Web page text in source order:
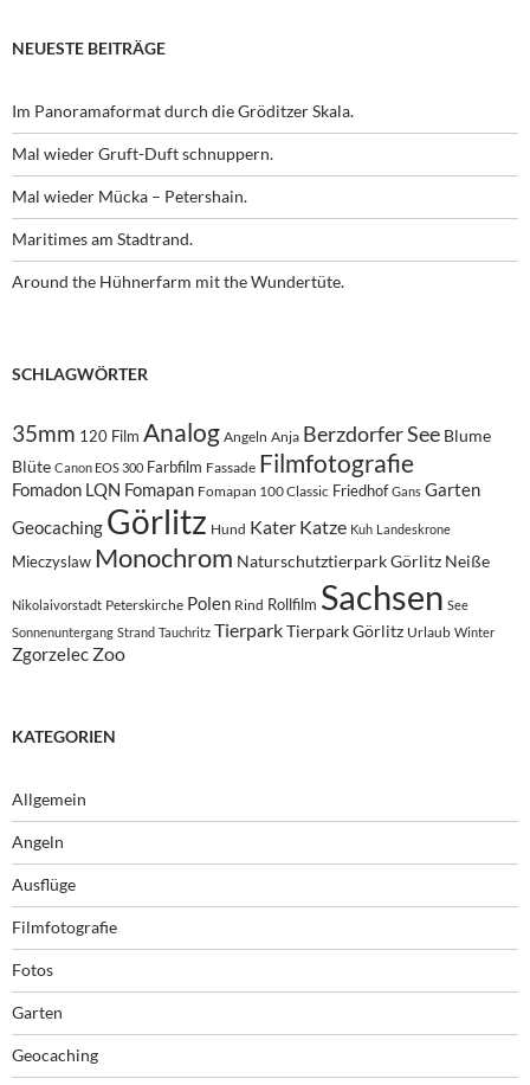
NEUESTE BEITRÄGE
Im Panoramaformat durch die Gröditzer Skala.
Mal wieder Gruft-Duft schnuppern.
Mal wieder Mücka – Petershain.
Maritimes am Stadtrand.
Around the Hühnerfarm mit the Wundertüte.
SCHLAGWÖRTER
35mm 120 Film Analog Angeln Anja Berzdorfer See Blume
Blüte Canon EOS 300 Farbfilm Fassade Filmfotografie
Fomadon LQN Fomapan Fomapan 100 Classic Friedhof Gans Garten
Geocaching Görlitz Hund Kater Katze Kuh Landeskrone
Mieczyslaw Monochrom Naturschutztierpark Görlitz Neiße
Nikolaivorstadt Peterskirche Polen Rind Rollfilm Sachsen See
Sonnenuntergang Strand Tauchritz TierparkTierpark Görlitz Urlaub Winter
Zgorzelec Zoo
KATEGORIEN
Allgemein
Angeln
Ausflüge
Filmfotografie
Fotos
Garten
Geocaching